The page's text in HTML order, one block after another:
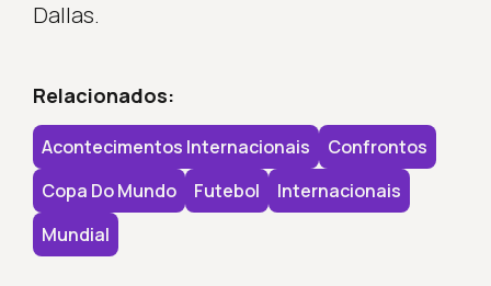
Dallas.
Relacionados:
Acontecimentos Internacionais
Confrontos
Copa Do Mundo
Futebol
Internacionais
Mundial